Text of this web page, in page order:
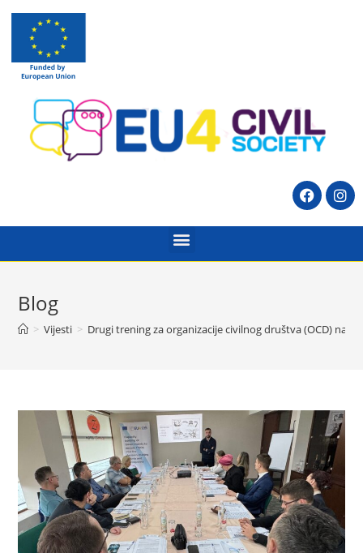
Blog
> Vijesti > Drugi trening za organizacije civilnog društva (OCD) na